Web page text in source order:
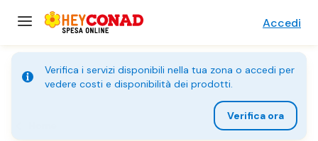
Accedi
Verifica i servizi disponibili nella tua zona o accedi per
vedere costi e disponibilità dei prodotti.
Verifica ora